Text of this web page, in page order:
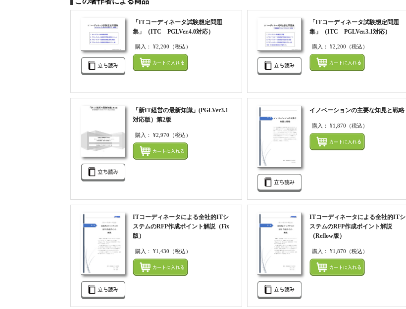
「ITコーディネータ試験想定問題
集」（ITC PGLVer.4.0対応）
購入： ¥2,200 （税込）
まとめてカートにいれる
「ITコーディネータ試験想定問題
集」（ITC PGLVer.3.1対応）
購入： ¥2,200 （税込）
「新IT経営の最新知識」(PGLVer3.1
対応版）第2版
購入： ¥2,970 （税込）
まとめてカートにいれる
イノベーションの主要な知見と戦略
購入： ¥1,870 （税込）
ITコーディネータによる全社的ITシ
ステムのRFP作成ポイント解説（Fix
版）
購入： ¥1,430 （税込）
まとめてカートにいれる
ITコーディネータによる全社的ITシ
ステムのRFP作成ポイント解説
（Reflow版）
購入： ¥1,870 （税込）